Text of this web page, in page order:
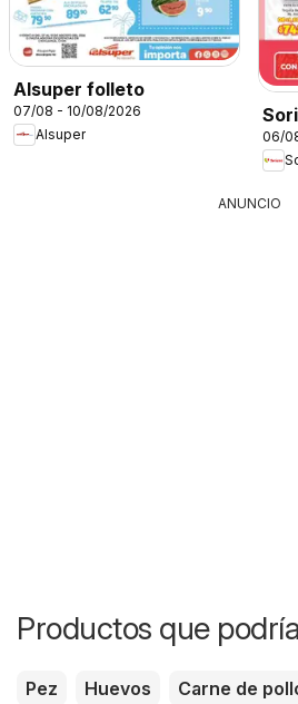
Alsuper folleto
07/08 - 10/08/2026
Alsuper
06/
ANUNCIO
Productos que
Pez Huevos Carne de